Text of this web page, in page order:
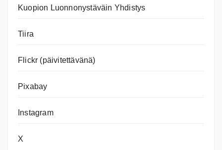
Kuopion Luonnonystäväin Yhdistys
Tiira
Flickr (päivitettävänä)
Pixabay
Instagram
X